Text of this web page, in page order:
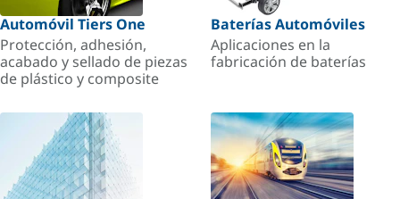
Automóvil Tiers One
Protección, adhesión,
acabado y sellado de piezas
de plástico y composite
Baterías Automóviles
Aplicaciones en la
fabricación de baterías